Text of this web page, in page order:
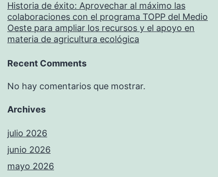
Historia de éxito: Aprovechar al máximo las
colaboraciones con el programa TOPP del Medio
Oeste para ampliar los recursos y el apoyo en
materia de agricultura ecológica
Recent Comments
No hay comentarios que mostrar.
Archives
julio 2026
junio 2026
mayo 2026